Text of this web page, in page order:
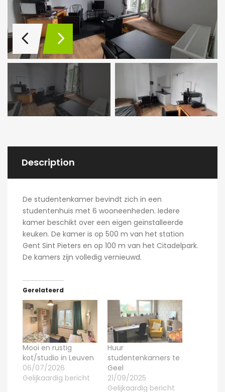
Description
De studentenkamer bevindt zich in een
studentenhuis met 6 wooneenheden. Iedere
kamer beschikt over een eigen geïnstalleerde
keuken. De kamer is op 500 m van het station
Gent Sint Pieters en op 100 m van het Citadelpark.
De kamers zijn volledig vernieuwd.
Gerelateerd
Mooi en rustig
kot/studio in Leuven
06/07/2026
Gelijkaardig bericht
Huur
studentenkamers te
Geel
21/09/2025
Gelijkaardig bericht